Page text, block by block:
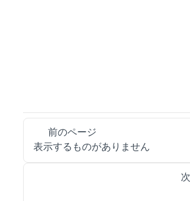
前のページ
表示するものがありません